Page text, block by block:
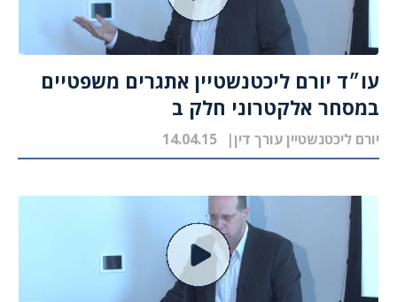
עו״ד יורם ליכטנשטיין אתגרים משפטיים
במסחר אלקטרוני חלק ב
יורם ליכטנשטיין עורך דין 14.04.15